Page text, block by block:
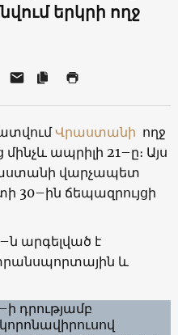
երկրի ողջ
Վրաստանի ողջ
ապրիլի 21–ը։ Այս
վարչապետ
30–ին ճեպազրույցի
արգելված է
և
դրությամբ